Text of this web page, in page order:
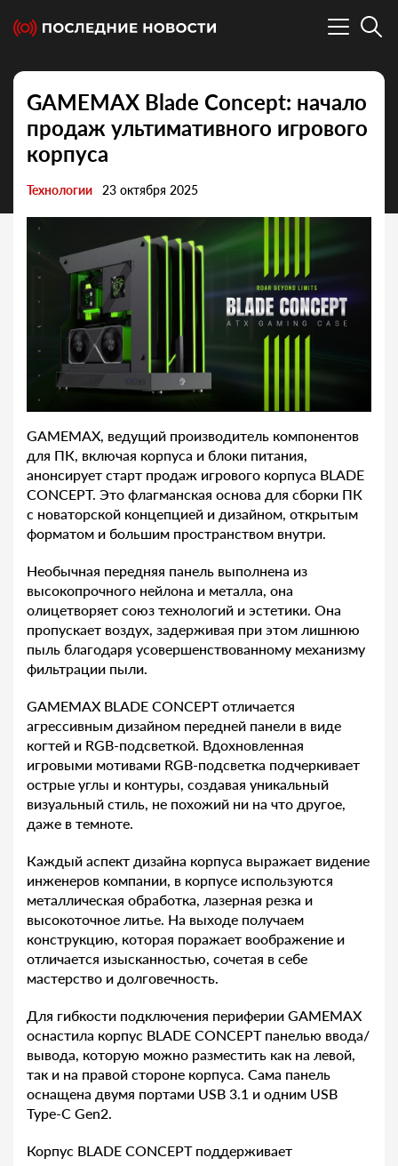
GAMEMAX Blade Concept: начало
продаж ультимативного игрового
корпуса
Технологии 23 октября 2025
GAMEMAX, ведущий производитель компонентов
для ПК, включая корпуса и блоки питания,
анонсирует старт продаж игрового корпуса BLADE
CONCEPT. Это флагманская основа для сборки ПК
с новаторской концепцией и дизайном, открытым
форматом и большим пространством внутри.
Необычная передняя панель выполнена из
высокопрочного нейлона и металла, она
олицетворяет союз технологий и эстетики. Она
пропускает воздух, задерживая при этом лишнюю
пыль благодаря усовершенствованному механизму
фильтрации пыли.
GAMEMAX BLADE CONCEPT отличается
агрессивным дизайном передней панели в виде
когтей и RGB-подсветкой. Вдохновленная
игровыми мотивами RGB-подсветка подчеркивает
острые углы и контуры, создавая уникальный
визуальный стиль, не похожий ни на что другое,
даже в темноте.
Каждый аспект дизайна корпуса выражает видение
инженеров компании, в корпусе используются
металлическая обработка, лазерная резка и
высокоточное литье. На выходе получаем
конструкцию, которая поражает воображение и
отличается изысканностью, сочетая в себе
мастерство и долговечность.
Для гибкости подключения периферии GAMEMAX
оснастила корпус BLADE CONCEPT панелью ввода/
вывода, которую можно разместить как на левой,
так и на правой стороне корпуса. Сама панель
оснащена двумя портами USB 3.1 и одним USB
Type-C Gen2.
Корпус BLADE CONCEPT поддерживает